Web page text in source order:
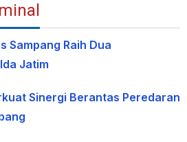
Sampang Raih Dua
Jatim
Sinergi Berantas Peredaran